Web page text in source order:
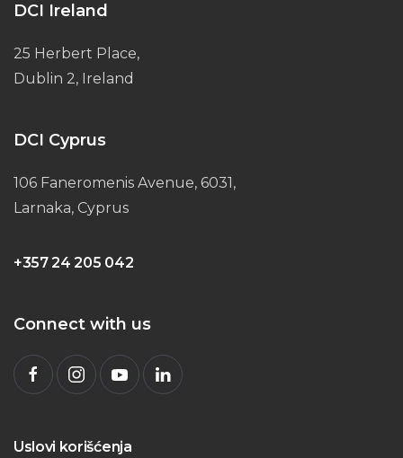
DCI Ireland
25 Herbert Place,
Dublin 2, Ireland
DCI Cyprus
106 Faneromenis Avenue, 6031,
Larnaka, Cyprus
+357 24 205 042
Connect with us
Uslovi korišćenja